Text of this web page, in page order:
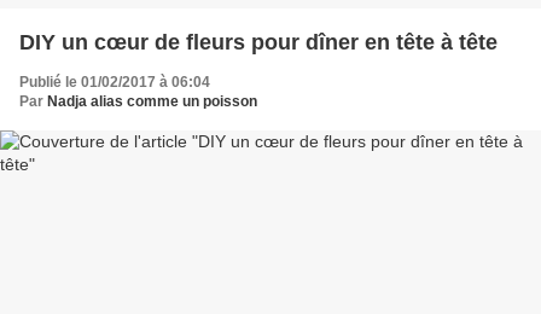
DIY un cœur de fleurs pour dîner en tête à tête
Publié le 01/02/2017 à 06:04
Par Nadja alias comme un poisson